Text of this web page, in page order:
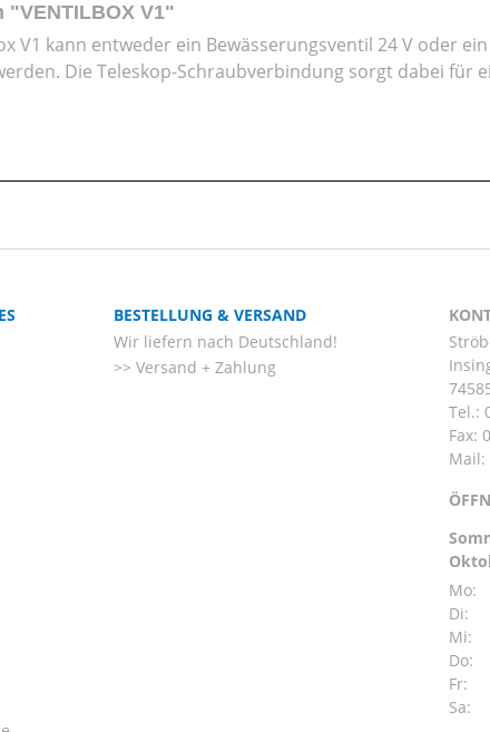
V1"
V1 kann entweder ein Bewässerungsventil 24 V oder
Die Teleskop-Schraubverbindung sorgt dabei für
BESTELLUNG & VERSAND
Wir liefern nach Deutschland!
Versand + Zahlung
Tel.:
Fax:
Mail:
Mo:
Di:
Mi:
Do:
Fr:
Sa: